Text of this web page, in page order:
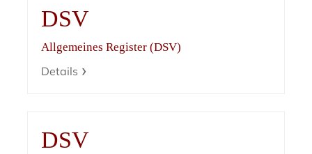
DSV
Allgemeines Register (DSV)
Details
DSV